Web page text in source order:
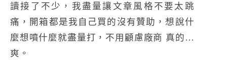
讀接了不少，我盡量讓文章風格不要太跳
痛，開箱都是我自己買的沒有贊助，想說什
麼想噴什麼就盡量打，不用顧慮廠商 真的…
爽。